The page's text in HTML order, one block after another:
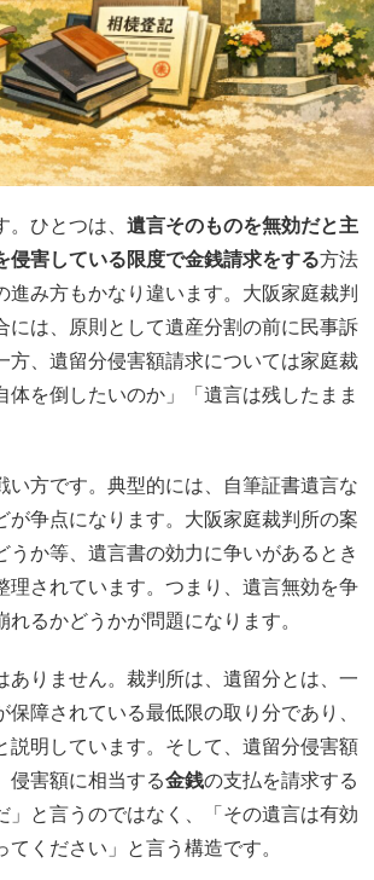
ひとつは、 遺言そのものを無効だと主
侵害している限度で金銭請求をする方法
み方もかなり違います。大阪家庭裁判
には、原則として遺産分割の前に民事訴
、遺留分侵害額請求については家庭裁
を倒したいのか」「遺言は残したまま
方です。典型的には、自筆証書遺言な
争点になります。大阪家庭裁判所の案
か等、遺言書の効力に争いがあるとき
されています。つまり、遺言無効を争
るかどうかが問題になります。
りません。裁判所は、遺留分とは、一
障されている最低限の取り分であり、
明しています。そして、遺留分侵害額
侵害額に相当する金銭の支払を請求する
と言うのではなく、「その遺言は有効
ください」と言う構造です。